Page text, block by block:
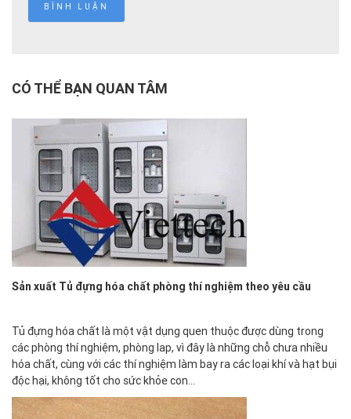
CÓ THỂ BẠN QUAN TÂM
Sản xuất Tủ đựng hóa chất phòng thí nghiệm theo yêu cầu
Tủ đựng hóa chất là một vật dụng quen thuộc được dùng trong
các phòng thí nghiệm, phòng lap, vì đây là những chỗ chưa nhiều
hóa chất, cùng với các thí nghiệm làm bay ra các loại khí và hạt bụi
độc hại, không tốt cho sức khỏe con…